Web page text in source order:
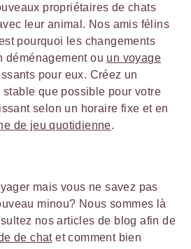
propriétaires de chats
leur animal. Nos amis félins
pourquoi les changements
déménagement ou un voyage
pour eux. Créez un
que possible pour votre
selon un horaire fixe et en
de jeu quotidienne.
mais vous ne savez pas
minou? Nous sommes là
nos articles de blog afin de
de chatet comment bien